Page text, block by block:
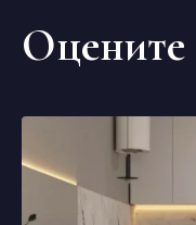
Оцените